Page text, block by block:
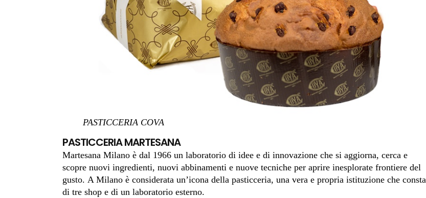
PASTICCERIA COVA
PASTICCERIA MARTESANA
Martesana Milano è dal 1966 un laboratorio di idee e di innovazione che si aggiorna, cerca e
scopre nuovi ingredienti, nuovi abbinamenti e nuove tecniche per aprire inesplorate frontiere del
gusto. A Milano è considerata un’icona della pasticceria, una vera e propria istituzione che consta
di tre shop e di un laboratorio esterno.